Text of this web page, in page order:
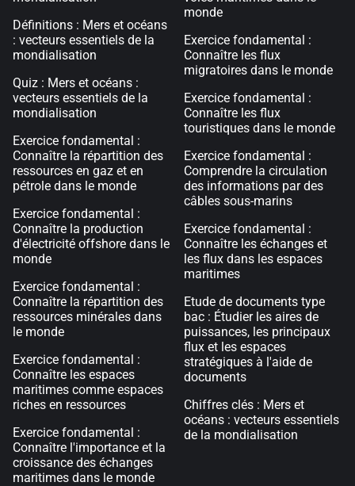
Définitions : Mers et océans
: vecteurs essentiels de la
mondialisation
Quiz : Mers et océans :
vecteurs essentiels de la
mondialisation
Exercice fondamental :
Connaître la répartition des
ressources en gaz et en
pétrole dans le monde
Exercice fondamental :
Connaître la production
d'électricité offshore dans le
monde
Exercice fondamental :
Connaître la répartition des
ressources minérales dans
le monde
Exercice fondamental :
Connaître les espaces
maritimes comme espaces
riches en ressources
Exercice fondamental :
Connaître l'importance et la
croissance des échanges
maritimes dans le monde
monde
Exercice fondamental :
Connaître les flux
migratoires dans le monde
Exercice fondamental :
Connaître les flux
touristiques dans le monde
Exercice fondamental :
Comprendre la circulation
des informations par des
câbles sous-marins
Exercice fondamental :
Connaître les échanges et
les flux dans les espaces
maritimes
Etude de documents type
bac : Étudier les aires de
puissances, les principaux
flux et les espaces
stratégiques à l'aide de
documents
Chiffres clés : Mers et
océans : vecteurs essentiels
de la mondialisation